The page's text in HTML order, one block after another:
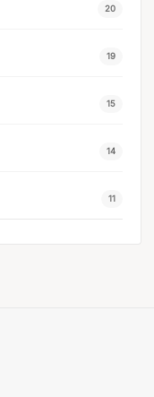
20
19
15
14
11